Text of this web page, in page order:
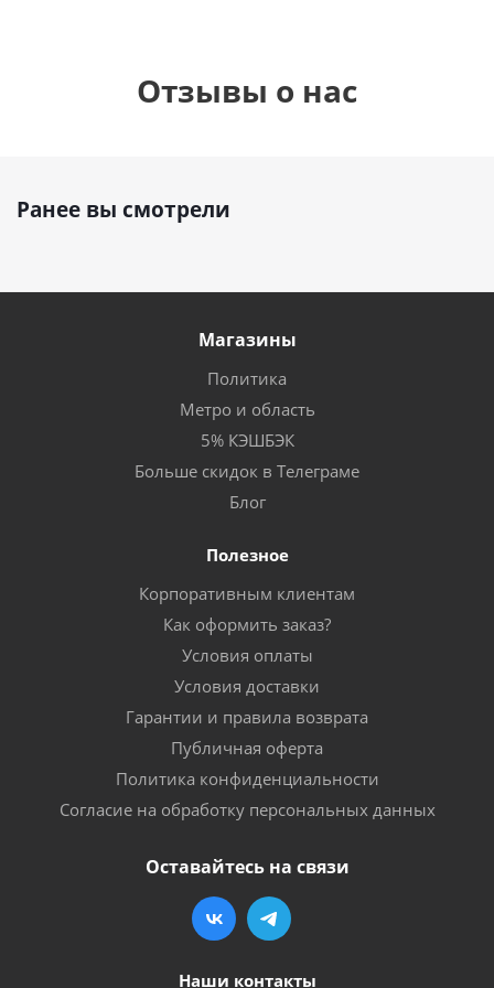
Отзывы о нас
Ранее вы смотрели
Магазины
Политика
Метро и область
5% КЭШБЭК
Больше скидок в Телеграме
Блог
Полезное
Корпоративным клиентам
Как оформить заказ?
Условия оплаты
Условия доставки
Гарантии и правила возврата
Публичная оферта
Политика конфиденциальности
Согласие на обработку персональных данных
Оставайтесь на связи
Наши контакты